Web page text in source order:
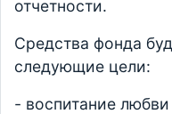
отчетности.
Средства фонда
следующие цели:
- воспитание